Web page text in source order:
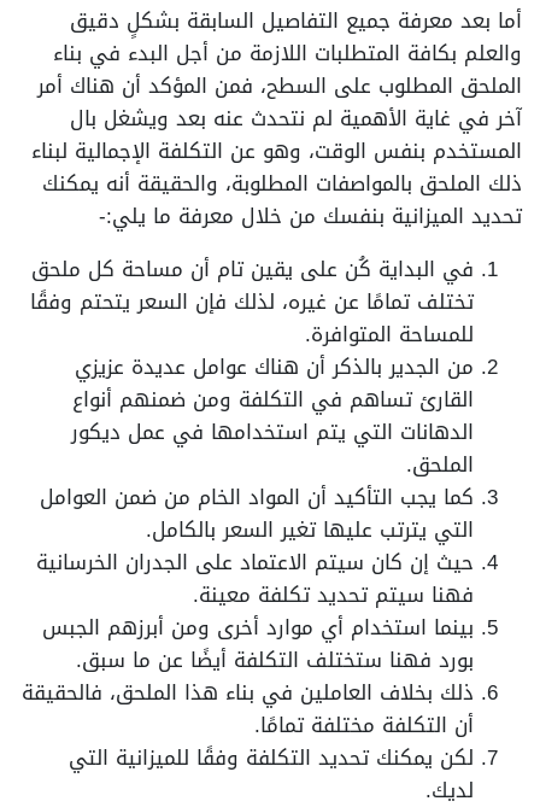
أما بعد معرفة جميع التفاصيل السابقة بشكلٍ دقيق
والعلم بكافة المتطلبات اللازمة من أجل البدء في بناء
الملحق المطلوب على السطح، فمن المؤكد أن هناك أمر
آخر في غاية الأهمية لم نتحدث عنه بعد ويشغل بال
المستخدم بنفس الوقت، وهو عن التكلفة الإجمالية لبناء
ذلك الملحق بالمواصفات المطلوبة، والحقيقة أنه يمكنك
تحديد الميزانية بنفسك من خلال معرفة ما يلي:-
في البداية كُن على يقين تام أن مساحة كل ملحق
تختلف تمامًا عن غيره، لذلك فإن السعر يتحتم وفقًا
للمساحة المتوافرة.
من الجدير بالذكر أن هناك عوامل عديدة عزيزي
القارئ تساهم في التكلفة ومن ضمنهم أنواع
الدهانات التي يتم استخدامها في عمل ديكور
الملحق.
كما يجب التأكيد أن المواد الخام من ضمن العوامل
التي يترتب عليها تغير السعر بالكامل.
حيث إن كان سيتم الاعتماد على الجدران الخرسانية
فهنا سيتم تحديد تكلفة معينة.
بينما استخدام أي موارد أخرى ومن أبرزهم الجبس
بورد فهنا ستختلف التكلفة أيضًا عن ما سبق.
ذلك بخلاف العاملين في بناء هذا الملحق، فالحقيقة
أن التكلفة مختلفة تمامًا.
لكن يمكنك تحديد التكلفة وفقًا للميزانية التي
لديك.